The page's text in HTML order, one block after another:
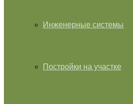
Инженерные системы
Постройки на участке